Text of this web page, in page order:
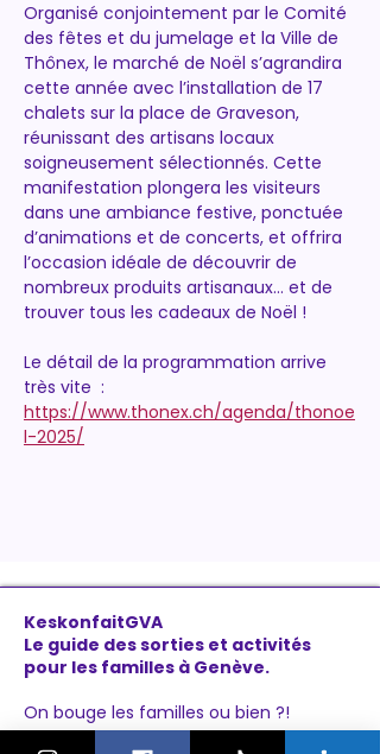
Organisé conjointement par le Comité
des fêtes et du jumelage et la Ville de
Thônex, le marché de Noël s’agrandira
cette année avec l’installation de 17
chalets sur la place de Graveson,
réunissant des artisans locaux
soigneusement sélectionnés. Cette
manifestation plongera les visiteurs
dans une ambiance festive, ponctuée
d’animations et de concerts, et offrira
l’occasion idéale de découvrir de
nombreux produits artisanaux… et de
trouver tous les cadeaux de Noël !
Le détail de la programmation arrive
très vite  :
https://www.thonex.ch/agenda/thonoe
l-2025/
KeskonfaitGVA
Le guide des sorties et activités
pour les familles à Genève.
On bouge les familles ou bien ?!